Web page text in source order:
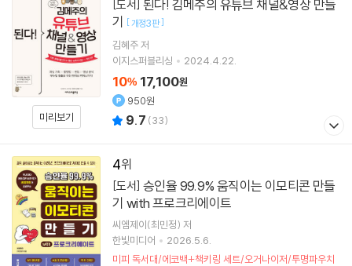
미리보기
[도서]
기 [개정3판]
김혜주저
이지스퍼블리싱
2024.4.22.
10% 17,100원
950원
9.7 (33)
4
[도서]
기 with 프로크리에이트
씨엠제이(최민정) 저
한빛미디어
2026.5.6.
미피 독서대/에코백+책키링 세트/오거나이저/투명파우치